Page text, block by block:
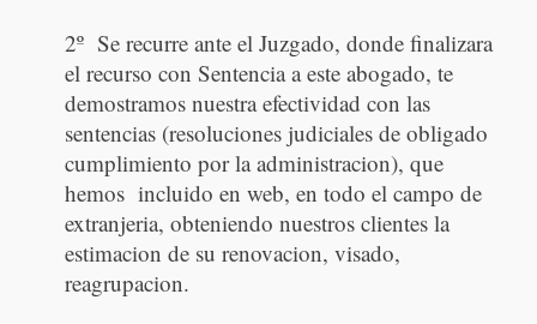
2º Se recurre ante el Juzgado, donde finalizara
el recurso con Sentencia a este abogado, te
demostramos nuestra efectividad con las
sentencias (resoluciones judiciales de obligado
cumplimiento por la administracion), que
hemos incluido en web, en todo el campo de
extranjeria, obteniendo nuestros clientes la
estimacion de su renovacion, visado,
reagrupacion.